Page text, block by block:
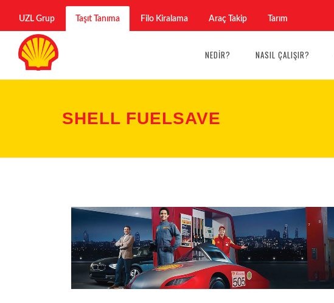
UZL Grup Taşıt Tanıma Filo Kiralama Araç Takip Tarım
NEDIR? NASIL ÇALIŞIR?
SHELL FUELSAVE